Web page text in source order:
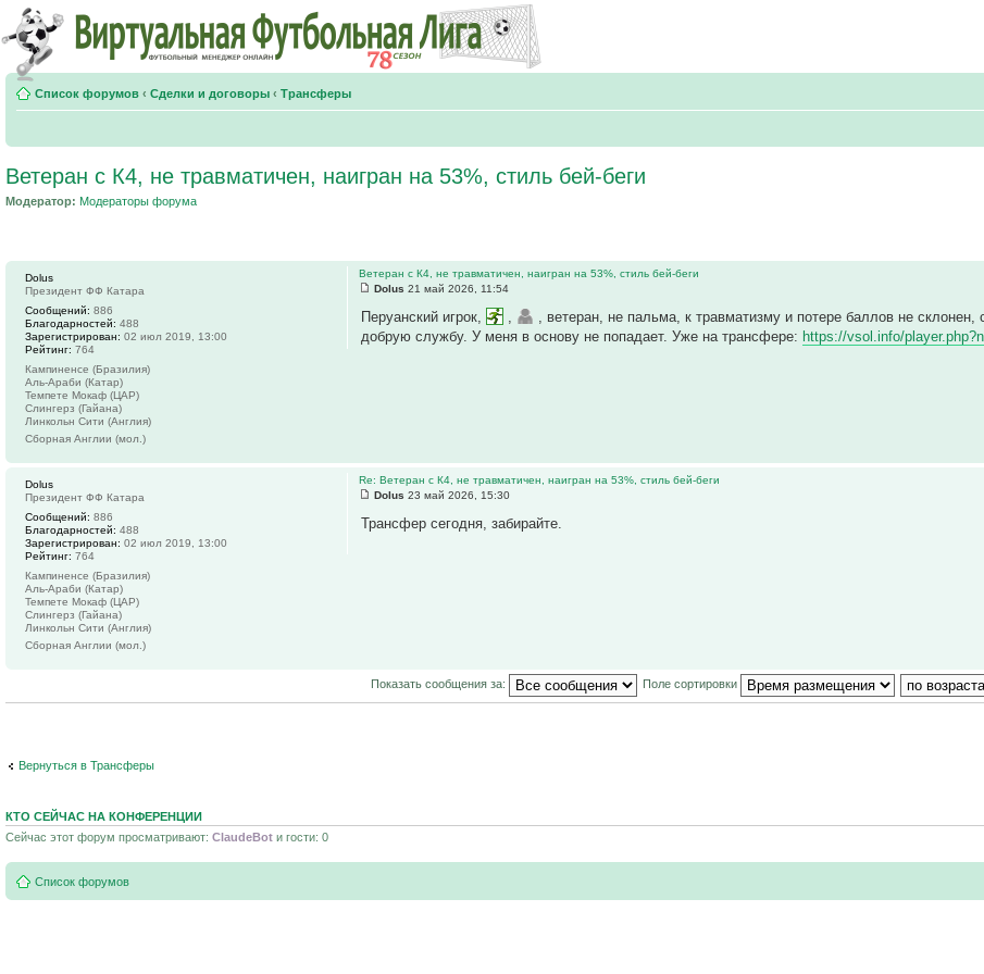
Список форумов ‹ Сделки и договоры ‹ Трансферы
Ветеран с К4, не травматичен, наигран на 53%, стиль бей-беги
Модератор: Модераторы форума
Ветеран с К4, не травматичен, наигран на 53%, стиль бей-беги
Dolus 21 май 2026, 11:54
Перуанский игрок,
, ветеран, не пальма, к травматизму и потере баллов не
добрую службу. У меня в основу не попадает. Уже на трансфере: https://vsol.info/
Dolus
Президент ФФ Катара
Сообщений: 886
Благодарностей: 488
Зарегистрирован: 02 июл 2019, 13:00
Рейтинг: 764
Кампиненсе (Бразилия)
Аль-Араби (Катар)
Темпете Мокаф (ЦАР)
Слингерз (Гайана)
Линкольн Сити (Англия)
Сборная Англии (мол.)
Re: Ветеран с К4, не травматичен, наигран на 53%, стиль бей-беги
Dolus 23 май 2026, 15:30
Трансфер сегодня, забирайте.
Dolus
Президент ФФ Катара
Сообщений: 886
Благодарностей: 488
Зарегистрирован: 02 июл 2019, 13:00
Рейтинг: 764
Кампиненсе (Бразилия)
Аль-Араби (Катар)
Темпете Мокаф (ЦАР)
Слингерз (Гайана)
Линкольн Сити (Англия)
Сборная Англии (мол.)
Показать сообщения за: Поле сортировки
Вернуться в Трансферы
КТО СЕЙЧАС НА КОНФЕРЕНЦИИ
Сейчас этот форум просматривают: ClaudeBot и гости: 0
Список форумов